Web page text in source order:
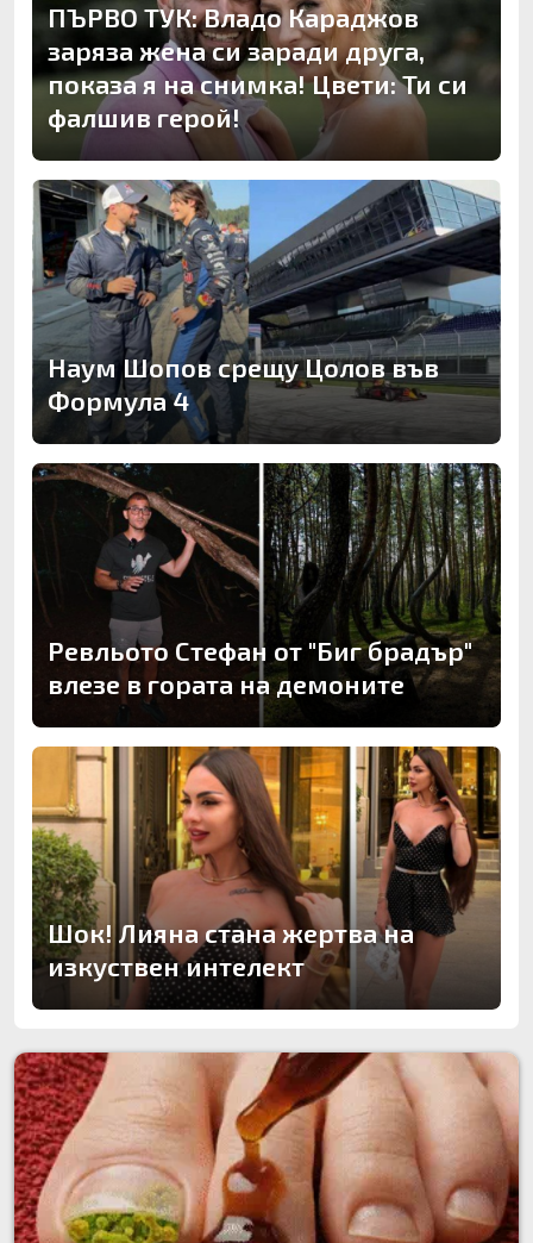
ПЪРВО ТУК: Владо Караджов
заряза жена си заради друга,
показа я на снимка! Цвети: Ти си
фалшив герой!
Наум Шопов срещу Цолов във
Формула 4
Ревльото Стефан от "Биг брадър"
влезе в гората на демоните
Шок! Лияна стана жертва на
изкуствен интелект